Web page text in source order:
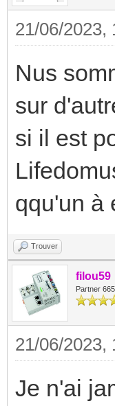
21/06/2023,
Nus
sur
si il est
qqu'un à
Trouver
filou59
Partner
21/06/2023,
Je n'ai